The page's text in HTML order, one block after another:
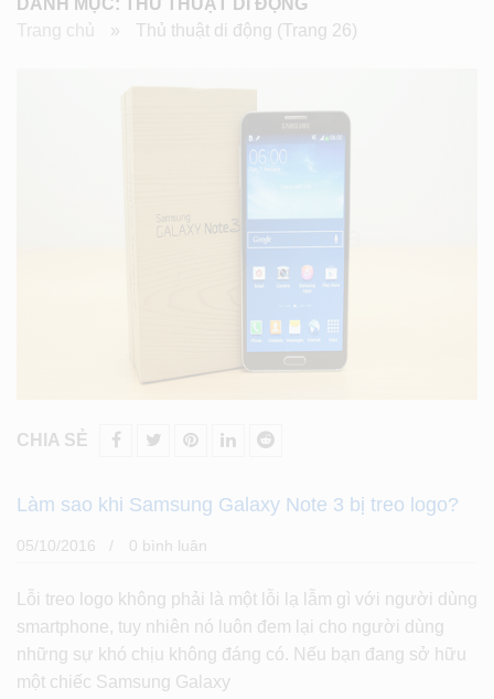
Trang chủ
» Thủ thuật di động (Trang 26)
CHIA SẺ
Làm sao khi Samsung Galaxy Note 3 bị treo logo?
05/10/2016 0 bình luân
Lỗi treo logo không phải là một lỗi lạ lẫm gì với người dùng
smartphone, tuy nhiên nó luôn đem lại cho người dùng
những sự khó chịu không đáng có. Nếu bạn đang sở hữu
một chiếc Samsung Galaxy